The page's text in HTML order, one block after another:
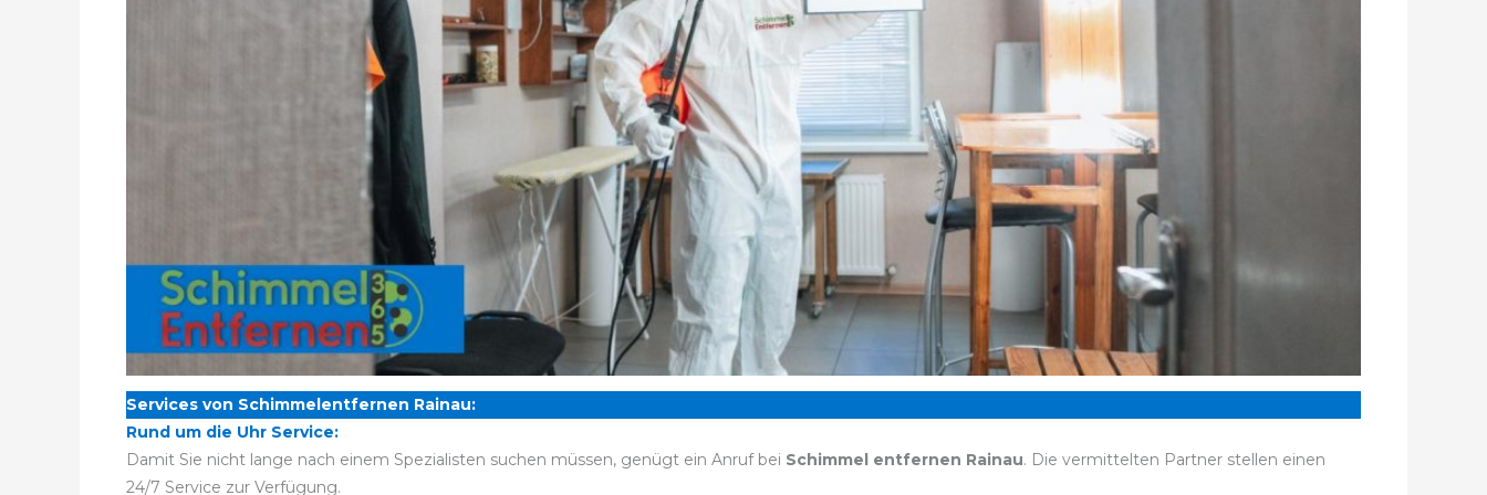
Services von Schimmelentfernen Rainau:
Rund um die Uhr Service:
Damit Sie nicht lange nach einem Spezialisten suchen müssen, genügt ein Anruf bei Schimmel entfernen Rainau. Die vermittelten Partner stellen einen
24/7 Service zur Verfügung.